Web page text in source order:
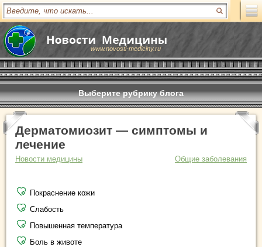
www.novosti-mediciny.ru
Выберите рубрику блога
Дерматомиозит — симптомы и
лечение
Новости медицины Общие заболевания
Покраснение кожи
Слабость
Повышенная температура
Боль в животе